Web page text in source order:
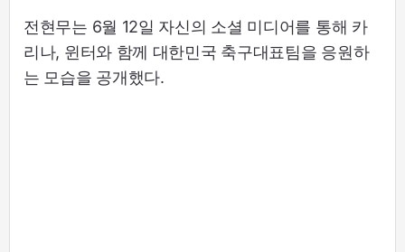
전현무는 6월 12일 자신의 소셜 미디어를 통해 카
리나, 윈터와 함께 대한민국 축구대표팀을 응원하
는 모습을 공개했다.